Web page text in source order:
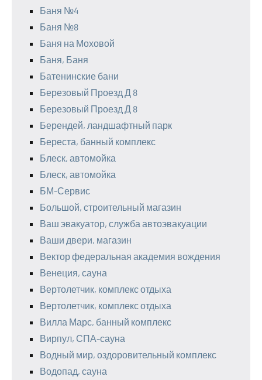
Баня №4
Баня №8
Баня на Моховой
Баня, Баня
Батенинские бани
Березовый Проезд Д 8
Березовый Проезд Д 8
Берендей, ландшафтный парк
Береста, банный комплекс
Блеск, автомойка
Блеск, автомойка
БМ-Сервис
Большой, строительный магазин
Ваш эвакуатор, служба автоэвакуации
Ваши двери, магазин
Вектор федеральная академия вождения
Венеция, сауна
Вертолетчик, комплекс отдыха
Вертолетчик, комплекс отдыха
Вилла Марс, банный комплекс
Вирпул, СПА-сауна
Водный мир, оздоровительный комплекс
Водопад, сауна